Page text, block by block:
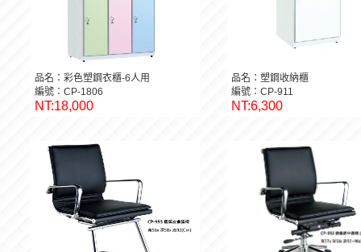
品名：彩色塑鋼衣櫃-6人用
編號：CP-1806
NT:18,000
品名：塑鋼收納櫃
編號：CP-911
NT:6,300